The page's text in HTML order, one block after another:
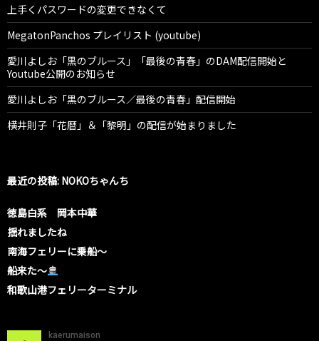
上手くパスワードの変更できなくて
MegatonPanchos プレイリスト (youtube)
愛川よしお「黒のブルース」「最後の青春」のDAM配信開始と
Youtube公開のお知らせ
愛川よしお「黒のブルース／最後の青春」配信開始
横井則子「花暦」＆「黎明」の配信が始まりました
最近の投稿: NOKOちゃんち
徳島白系 岡本中華
揺れましたね
南海フェリーに乗船〜
船来た〜
和歌山港フェリーターミナル